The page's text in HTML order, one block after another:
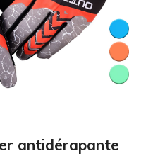
antidérapante